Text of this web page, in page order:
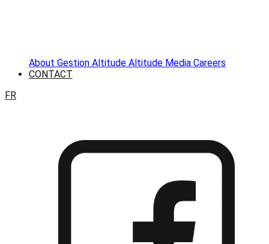
About Gestion Altitude Altitude Media Careers
CONTACT
FR